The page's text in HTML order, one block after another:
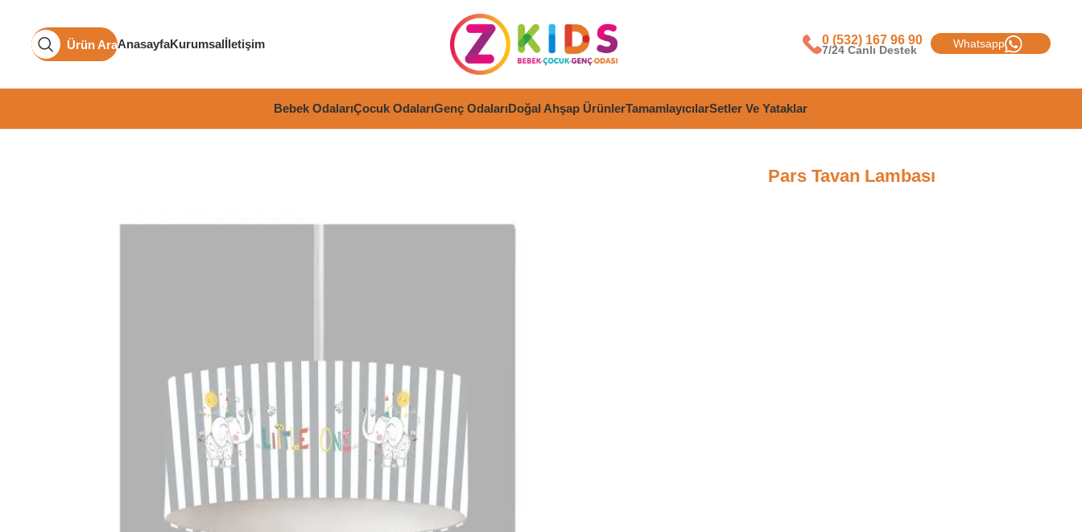
Ürün AraAnasayfaKurumsalİletişim 0 (532) 167 96 90
7/24 Canlı Destek Whatsapp
Bebek OdalarıÇocuk OdalarıGenç OdalarıDoğal Ahşap ÜrünlerTamamlayıcılarSetler Ve Yataklar
Pars Tavan Lambası